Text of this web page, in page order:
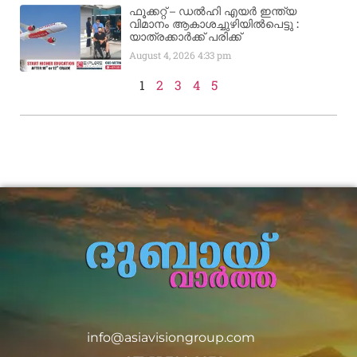
ഫൂക്കറ്റ് – ഡൽഹി എയര്‍ ഇന്ത്യ
വിമാനം ആകാശച്ചുഴിയില്‍പെട്ടു :
യാത്രക്കാര്‍ക്ക് പരിക്ക്
August 4, 20264:33 pm
1 2 3 4 5
info@asiavisiongroup.com